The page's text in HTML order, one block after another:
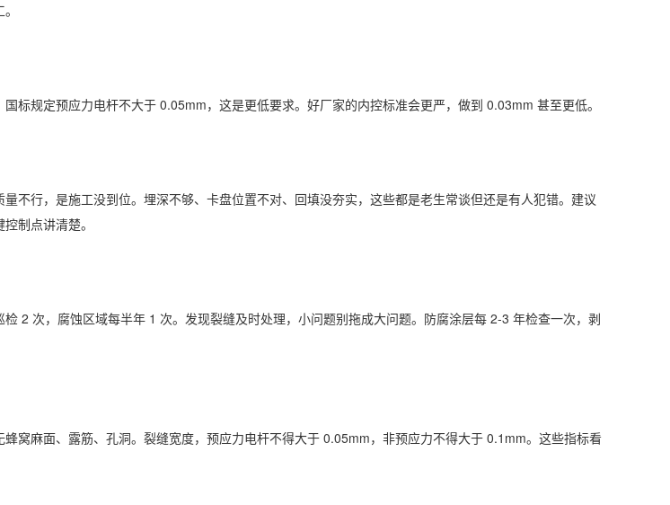
标规定预应力电杆不大于 0.05mm，这是更低要求。好厂家的内控标准会更严，做到 0.03mm 甚至更低。
不行，是施工没到位。埋深不够、卡盘位置不对、回填没夯实，这些都是老生常谈但还是有人犯错。建议
制点讲清楚。
2 次，腐蚀区域每半年 1 次。发现裂缝及时处理，小问题别拖成大问题。防腐涂层每 2-3 年检查一次，剥
窝麻面、露筋、孔洞。裂缝宽度，预应力电杆不得大于 0.05mm，非预应力不得大于 0.1mm。这些指标看